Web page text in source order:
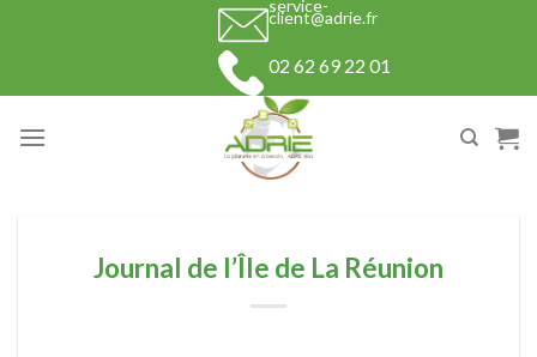
service-
client@adrie.fr
02 62 69 22 01
Journal de l’Île de La Réunion